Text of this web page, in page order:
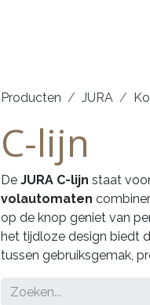
Producten ​JURA
C-lijn
De JURA C-lijn staat
volautomaten
op de knop geniet van
het tijdloze design biedt
tussen gebruiksgemak,